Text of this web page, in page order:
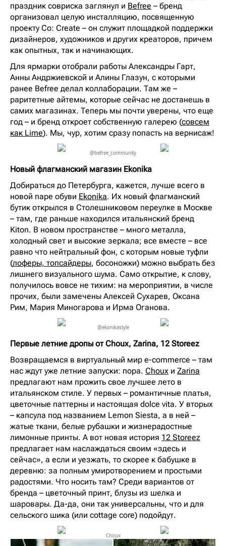
праздник совриска заглянул и Befree – бренд
организовал целую инсталляцию, посвященную
проекту Co: Create – он служит площадкой поддержки
дизайнеров, художников и других креаторов, причем
как опытных, так и начинающих.
Для ярмарки отобрали работы Александры Гарт,
Анны Андржиевской и Алины Глазун, с которыми
ранее Befree делал коллаборации. Там же –
раритетные айтемы, которые сейчас не достанешь в
самих магазинах. Теперь мы почти уверены, что еще
год – и бренд откроет собственную галерею (совсем
как Lime). Мы, чур, хотим сразу попасть на вернисаж!
@befree_community
Новый флагманский магазин Ekonika
Добираться до Петербурга, кажется, лучше всего в
новой паре обуви Ekonika. Их новый флагманский
бутик открылся в Столешниковом переулке в Москве
– там, где раньше находился итальянский бренд
Kiton. В новом пространстве – много металла,
холодный свет и высокие зеркала; все вместе – все
равно что нейтральный фон, с которым новые туфли
(лоферы, топсайдеры, босоножки) можно выбрать без
лишнего визуального шума. Само открытие, к слову,
получилось вовсе не тихим: на мероприятии, в числе
прочих, были замечены Алексей Сухарев, Оксана
Рим, Мария Миногарова и Ирма Оганова.
@ekonikastyle
Первые летние дропы от Choux, Zarina, 12 Storeez
Возвращаемся в виртуальный мир e-commerce – там
нас ждут уже летние запуски: пора. Choux и Zarina
предлагают нам прожить свое лучшее лето в
итальянском стиле. У первых – романтичные платья,
цветочные паттерны и настоящая dolce vita. У вторых
– капсула под названием Lemon Siesta, а в ней –
жатые ткани, белые рубашки и жизнерадостные
лимонные принты. А вот новая история 12 Storeez
предлагает нам наслаждаться своим «здесь и
сейчас», а если и уезжать, то скорее к бабушке в
деревню: за полным умиротворением и простыми
радостями. Что носить там? Среди вариантов от
бренда – цветочный принт, блузы из шелка и
шаровары. Да-да, они так универсальны, что и для
сельского шика (или cottage core) подойдут.
Choux